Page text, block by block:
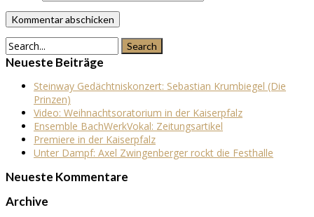
Neueste Beiträge
Steinway Gedächtniskonzert: Sebastian Krumbiegel (Die
Prinzen)
Video: Weihnachtsoratorium in der Kaiserpfalz
Ensemble BachWerkVokal: Zeitungsartikel
Premiere in der Kaiserpfalz
Unter Dampf: Axel Zwingenberger rockt die Festhalle
Neueste Kommentare
Archive